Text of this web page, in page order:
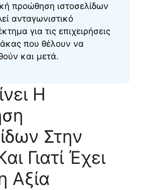
προώθηση ιστοσελίδων
ανταγωνιστικό
για τις επιχειρήσεις
που θέλουν να
και μετά.
Η
Στην
Γιατί Έχει
Αξία